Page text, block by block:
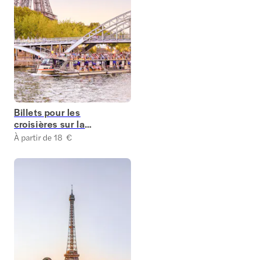
Billets pour les
croisières sur la
Seine avec Bateaux
À partir de 18 €